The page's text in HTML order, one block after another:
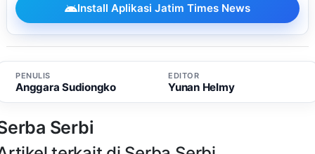
Install Aplikasi Jatim Times News
PENULIS
Anggara Sudiongko
EDITOR
Yunan Helmy
Serbi